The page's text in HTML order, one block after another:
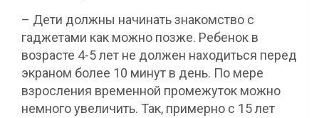
– Дети должны начинать знакомство с
гаджетами как можно позже. Ребенок в
возрасте 4-5 лет не должен находиться перед
экраном более 10 минут в день. По мере
взросления временной промежуток можно
немного увеличить. Так, примерно с 15 лет